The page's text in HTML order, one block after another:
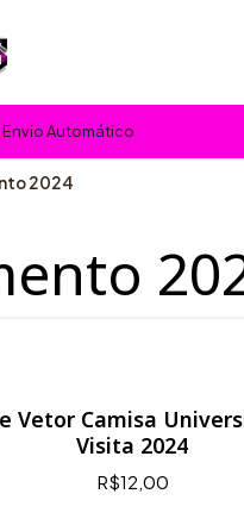
Automático
2024
Vetor Camisa
Visita 2024
R$12,00